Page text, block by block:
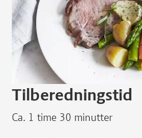
Tilberedningstid
Ca. 1 time 30 minutter